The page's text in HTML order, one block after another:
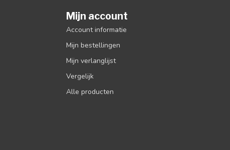
Mijn account
Account informatie
Mijn bestellingen
Mijn verlanglijst
Vergelijk
Alle producten